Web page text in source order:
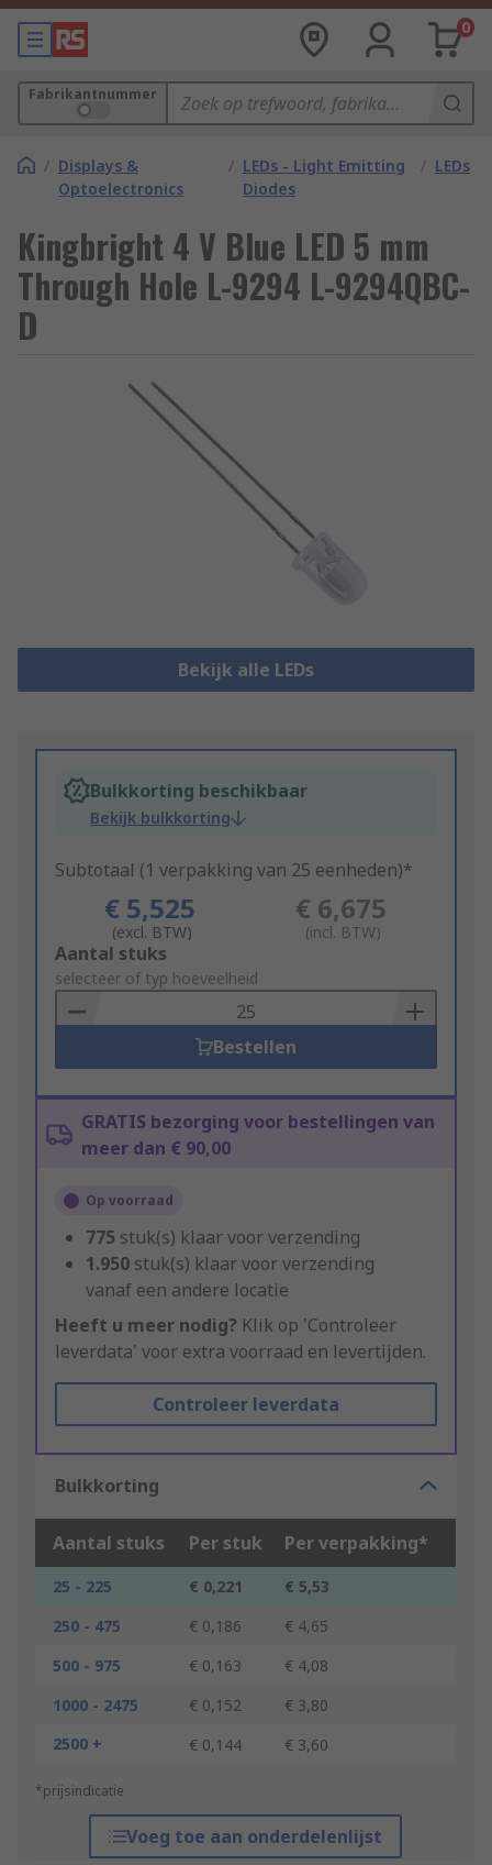
0
Fabrikantnummer
/ Displays &
Optoelectronics
/ LEDs - Light Emitting
Diodes
/ LEDs
Kingbright 4 V Blue LED 5 mm
Through Hole L-9294 L-9294QBC-
D
Bekijk alle LEDs
Bulkkorting beschikbaar
Bekijk bulkkorting
Subtotaal (1 verpakking van 25 eenheden)*
€ 5,525
(excl. BTW)
€ 6,675
(incl. BTW)
Add
to
Basket
Aantal stuks
selecteer of typ hoeveelheid
Bestellen
GRATIS bezorging voor bestellingen van
meer dan € 90,00
Op voorraad
775 stuk(s) klaar voor verzending
1.950 stuk(s) klaar voor verzending
vanaf een andere locatie
Heeft u meer nodig? Klik op 'Controleer
leverdata' voor extra voorraad en levertijden.
Controleer leverdata
Bulkkorting
Aantal stuks Per stuk Per verpakking*
25 - 225 € 0,221
€ 5,53
250 - 475
€ 0,186
€ 4,65
500 - 975
€ 0,163
€ 4,08
1000 - 2475
€ 0,152
€ 3,80
2500 +
€ 0,144 € 3,60
*prijsindicatie
Voeg toe aan onderdelenlijst